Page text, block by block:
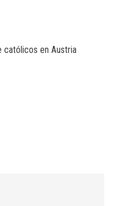
católicos en Austria